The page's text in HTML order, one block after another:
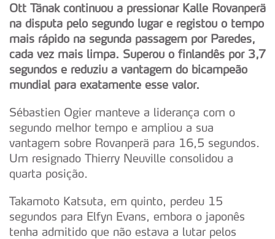
Ott Tänak continuou a pressionar Kalle Rovanperä
na disputa pelo segundo lugar e registou o tempo
mais rápido na segunda passagem por Paredes,
cada vez mais limpa. Superou o finlandês por 3,7
segundos e reduziu a vantagem do bicampeão
mundial para exatamente esse valor.
Sébastien Ogier manteve a liderança com o
segundo melhor tempo e ampliou a sua
vantagem sobre Rovanperä para 16,5 segundos.
Um resignado Thierry Neuville consolidou a
quarta posição.
Takamoto Katsuta, em quinto, perdeu 15
segundos para Elfyn Evans, embora o japonês
tenha admitido que não estava a lutar pelos